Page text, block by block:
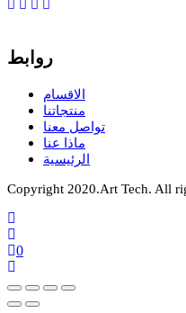
روابط
الاقسام
منتجاتنا
تواصل معنا
ماذا عنا
الرئيسية
Copyright 2020.Art Tech. All
0